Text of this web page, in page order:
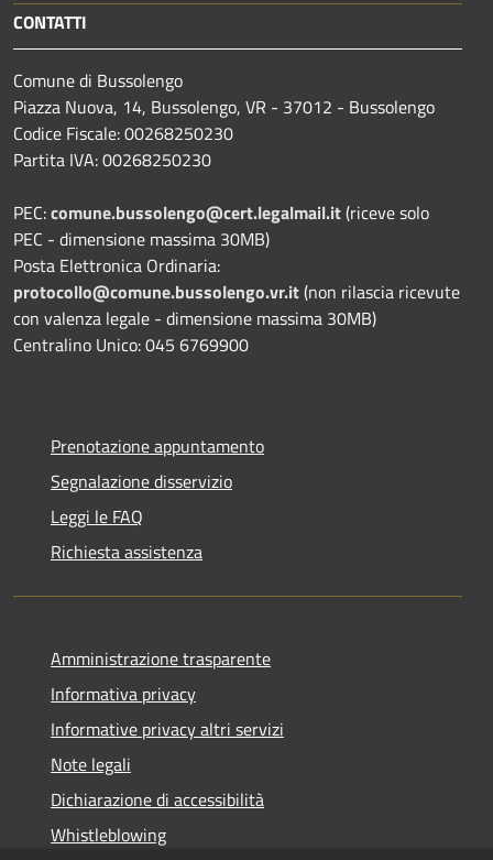
CONTATTI
Comune di Bussolengo
Piazza Nuova, 14, Bussolengo, VR - 37012 - Bussolengo
Codice Fiscale: 00268250230
Partita IVA: 00268250230
PEC:comune.bussolengo@cert.legalmail.it(riceve solo
PEC - dimensione massima 30MB)
Posta Elettronica Ordinaria:
protocollo@comune.bussolengo.vr.it(non rilascia ricevute
con valenza legale - dimensione massima 30MB)
Centralino Unico: 045 6769900
Prenotazione appuntamento
Segnalazione disservizio
Leggi le FAQ
Richiesta assistenza
Amministrazione trasparente
Informativa privacy
Informative privacy altri servizi
Note legali
Dichiarazione di accessibilità
Whistleblowing